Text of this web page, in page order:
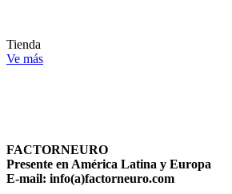
Tienda
Ve más
FACTORNEURO
Presente en América Latina y Europa
E-mail: info(a)factorneuro.com